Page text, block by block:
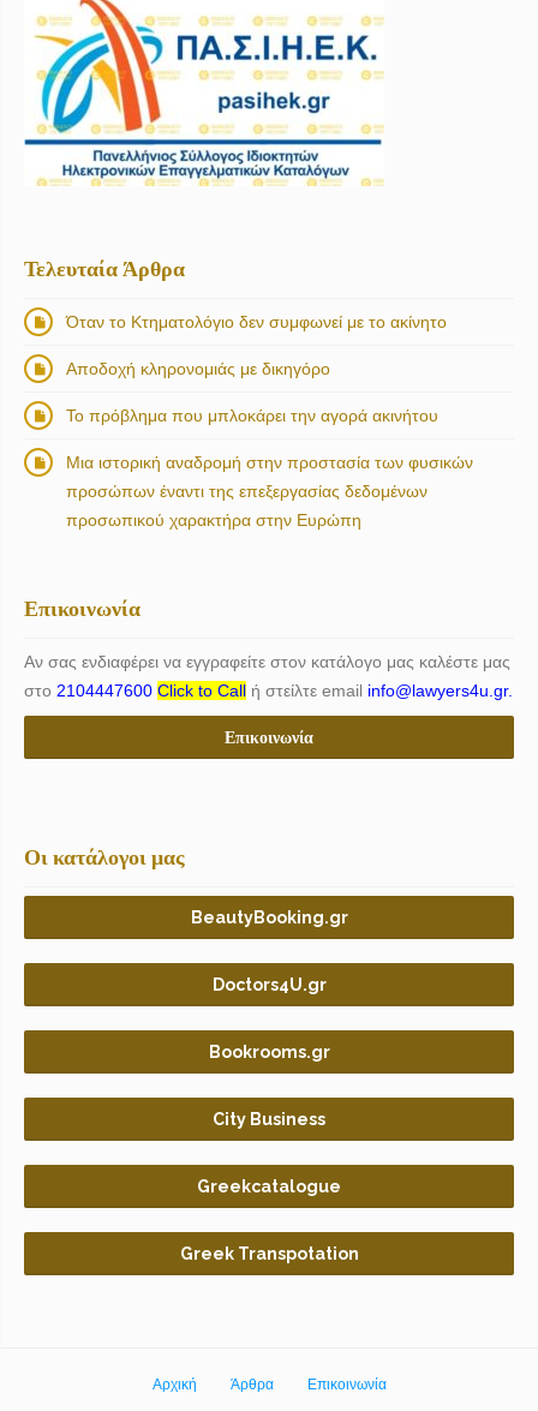
Τελευταία Άρθρα
Όταν το Κτηματολόγιο δεν συμφωνεί με το ακίνητο
Αποδοχή κληρονομιάς με δικηγόρο
Το πρόβλημα που μπλοκάρει την αγορά ακινήτου
Μια ιστορική αναδρομή στην προστασία των φυσικών
προσώπων έναντι της επεξεργασίας δεδομένων
προσωπικού χαρακτήρα στην Ευρώπη
Επικοινωνία
Αν σας ενδιαφέρει να εγγραφείτε στον κατάλογο μας καλέστε μας
στο 2104447600 Click to Call ή στείλτε email info@lawyers4u.gr.
Επικοινωνία
Οι κατάλογοι μας
BeautyBooking.gr
Doctors4U.gr
Bookrooms.gr
City Business
Greekcatalogue
Greek Transpotation
Αρχική Άρθρα Επικοινωνία